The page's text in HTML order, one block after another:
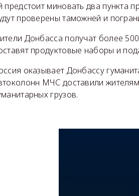
предстоит миновать два пункта
проверены таможней и
Донбасса получат более
продуктовые наборы и
оказывает Донбассу
МЧС доставили
грузов.